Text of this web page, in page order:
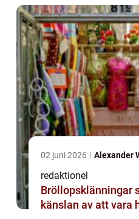
02 juni 2026 Alexander
redaktionel
Bröllopsklänningar stil, passform och
känslan av att vara